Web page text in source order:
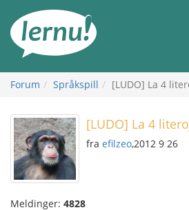
innholdet
Forum Språkspill [LUDO] La 4
[LUDO] La 4
fra efilzeo,2012 9 26
Meldinger: 4828